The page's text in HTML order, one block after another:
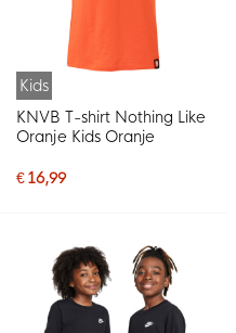
Kids
KNVB T-shirt Nothing Like
Oranje Kids Oranje
€ 16,99